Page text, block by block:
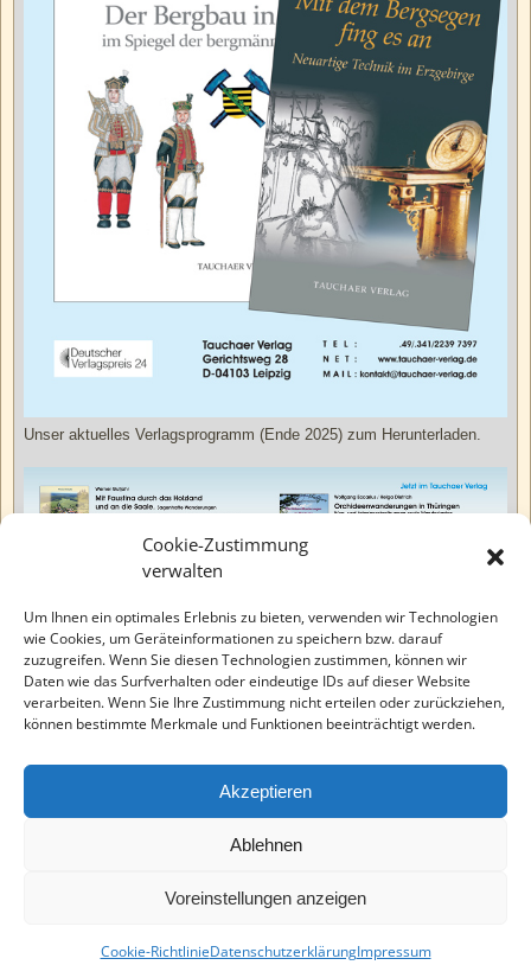
Cookie-Zustimmung
verwalten
Um Ihnen ein optimales Erlebnis zu bieten, verwenden wir Technologien
wie Cookies, um Geräteinformationen zu speichern bzw. darauf
zuzugreifen. Wenn Sie diesen Technologien zustimmen, können wir
Daten wie das Surfverhalten oder eindeutige IDs auf dieser Website
verarbeiten. Wenn Sie Ihre Zustimmung nicht erteilen oder zurückziehen,
können bestimmte Merkmale und Funktionen beeinträchtigt werden.
Akzeptieren
Ablehnen
Voreinstellungen anzeigen
Cookie-RichtlinieDatenschutzerklärungImpressum
Unser aktuelles Verlagsprogramm (Ende 2025) zum Herunterladen.
-Weaver Xtreme Theme Datenschutzerklärung